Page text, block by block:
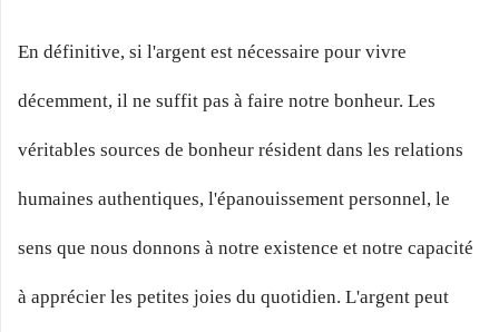
En définitive, si l'argent est nécessaire pour vivre
décemment, il ne suffit pas à faire notre bonheur. Les
véritables sources de bonheur résident dans les relations
humaines authentiques, l'épanouissement personnel, le
sens que nous donnons à notre existence et notre capacité
à apprécier les petites joies du quotidien. L'argent peut